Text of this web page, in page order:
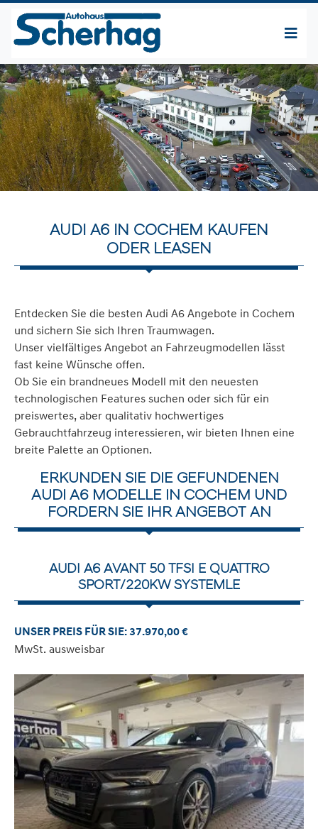
AUDI A6 IN COCHEM KAUFEN
ODER LEASEN
Entdecken Sie die besten Audi A6 Angebote in Cochem
und sichern Sie sich Ihren Traumwagen.
Unser vielfältiges Angebot an Fahrzeugmodellen lässt
fast keine Wünsche offen.
Ob Sie ein brandneues Modell mit den neuesten
technologischen Features suchen oder sich für ein
preiswertes, aber qualitativ hochwertiges
Gebrauchtfahrzeug interessieren, wir bieten Ihnen eine
breite Palette an Optionen.
ERKUNDEN SIE DIE GEFUNDENEN
AUDI A6 MODELLE IN COCHEM UND
FORDERN SIE IHR ANGEBOT AN
AUDI A6 AVANT 50 TFSI E QUATTRO
SPORT/220KW SYSTEMLE
UNSER PREIS FÜR SIE: 37.970,00 €
MwSt. ausweisbar